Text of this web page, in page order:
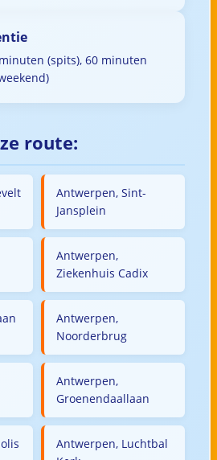
(spits), 60 minuten
route:
Antwerpen, Sint-
Jansplein
Antwerpen,
Ziekenhuis Cadix
Antwerpen,
Noorderbrug
Antwerpen,
Groenendaallaan
Antwerpen, Luchtbal